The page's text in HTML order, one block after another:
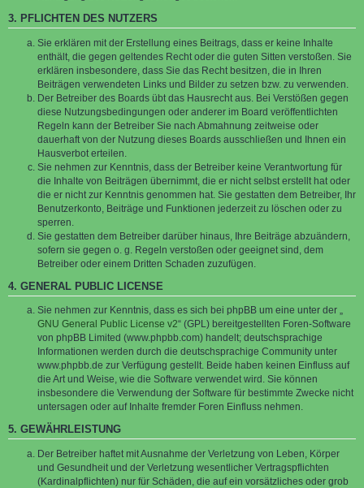
3. PFLICHTEN DES NUTZERS
Sie erklären mit der Erstellung eines Beitrags, dass er keine Inhalte
enthält, die gegen geltendes Recht oder die guten Sitten verstoßen. Sie
erklären insbesondere, dass Sie das Recht besitzen, die in Ihren
Beiträgen verwendeten Links und Bilder zu setzen bzw. zu verwenden.
Der Betreiber des Boards übt das Hausrecht aus. Bei Verstößen gegen
diese Nutzungsbedingungen oder anderer im Board veröffentlichten
Regeln kann der Betreiber Sie nach Abmahnung zeitweise oder
dauerhaft von der Nutzung dieses Boards ausschließen und Ihnen ein
Hausverbot erteilen.
Sie nehmen zur Kenntnis, dass der Betreiber keine Verantwortung für
die Inhalte von Beiträgen übernimmt, die er nicht selbst erstellt hat oder
die er nicht zur Kenntnis genommen hat. Sie gestatten dem Betreiber, Ihr
Benutzerkonto, Beiträge und Funktionen jederzeit zu löschen oder zu
sperren.
Sie gestatten dem Betreiber darüber hinaus, Ihre Beiträge abzuändern,
sofern sie gegen o. g. Regeln verstoßen oder geeignet sind, dem
Betreiber oder einem Dritten Schaden zuzufügen.
4. GENERAL PUBLIC LICENSE
Sie nehmen zur Kenntnis, dass es sich bei phpBB um eine unter der „
GNU General Public License v2“ (GPL) bereitgestellten Foren-Software
von phpBB Limited (www.phpbb.com) handelt; deutschsprachige
Informationen werden durch die deutschsprachige Community unter
www.phpbb.de zur Verfügung gestellt. Beide haben keinen Einfluss auf
die Art und Weise, wie die Software verwendet wird. Sie können
insbesondere die Verwendung der Software für bestimmte Zwecke nicht
untersagen oder auf Inhalte fremder Foren Einfluss nehmen.
5. GEWÄHRLEISTUNG
Der Betreiber haftet mit Ausnahme der Verletzung von Leben, Körper
und Gesundheit und der Verletzung wesentlicher Vertragspflichten
(Kardinalpflichten) nur für Schäden, die auf ein vorsätzliches oder grob